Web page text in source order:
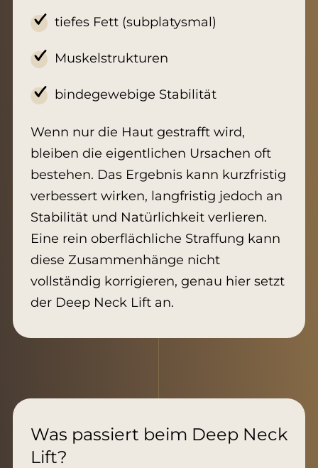
tiefes Fett (subplatysmal)
Muskelstrukturen
bindegewebige Stabilität
Wenn nur die Haut gestrafft wird,
bleiben die eigentlichen Ursachen oft
bestehen. Das Ergebnis kann kurzfristig
verbessert wirken, langfristig jedoch an
Stabilität und Natürlichkeit verlieren.
Eine rein oberflächliche Straffung kann
diese Zusammenhänge nicht
vollständig korrigieren, genau hier setzt
der Deep Neck Lift an.
Was passiert beim Deep Neck
Lift?